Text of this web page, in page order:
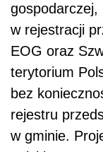
w rejestracji
EOG oraz
terytorium
bez
rejestru
w gminie.